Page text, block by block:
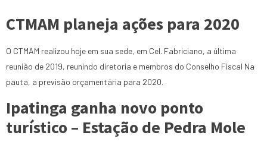
CTMAM planeja ações para 2020
O CTMAM realizou hoje em sua sede, em Cel. Fabriciano, a última
reunião de 2019, reunindo diretoria e membros do Conselho Fiscal Na
pauta, a previsão orçamentária para 2020.
Ipatinga ganha novo ponto
turístico – Estação de Pedra Mole